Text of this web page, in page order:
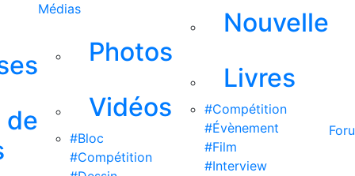
de
Médias
Photos
Vidéos
#Bloc
#Compétition
Nouvelle
Livres
#Compétition
#Évènement
#Film
#Interview